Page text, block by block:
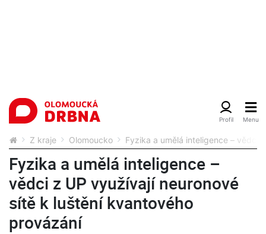
Z kraje Olomoucko Fyzika a umělá inteligence – vědci
Fyzika a umělá inteligence –
vědci z UP využívají neuronové
sítě k luštění kvantového
provázání